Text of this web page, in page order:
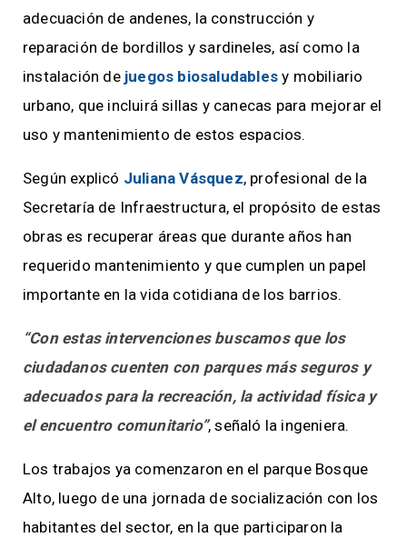
adecuación de andenes, la construcción y
reparación de bordillos y sardineles, así como la
instalación de juegos biosaludables y mobiliario
urbano, que incluirá sillas y canecas para mejorar el
uso y mantenimiento de estos espacios.
Según explicó Juliana Vásquez, profesional de la
Secretaría de Infraestructura, el propósito de estas
obras es recuperar áreas que durante años han
requerido mantenimiento y que cumplen un papel
importante en la vida cotidiana de los barrios.
“Con estas intervenciones buscamos que los
ciudadanos cuenten con parques más seguros y
adecuados para la recreación, la actividad física y
el encuentro comunitario”, señaló la ingeniera.
Los trabajos ya comenzaron en el parque Bosque
Alto, luego de una jornada de socialización con los
habitantes del sector, en la que participaron la